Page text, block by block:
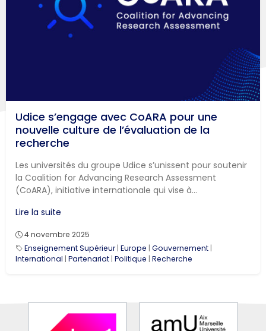
Udice s’engage avec CoARA pour une
nouvelle culture de l’évaluation de la
recherche
Les universités du groupe Udice s’unissent pour soutenir
la Coalition for Advancing Research Assessment
(CoARA), initiative internationale qui vise à...
Lire la suite
4 novembre 2025
Enseignement Supérieur| Europe | Gouvernement |
International | Partenariat | Politique | Recherche